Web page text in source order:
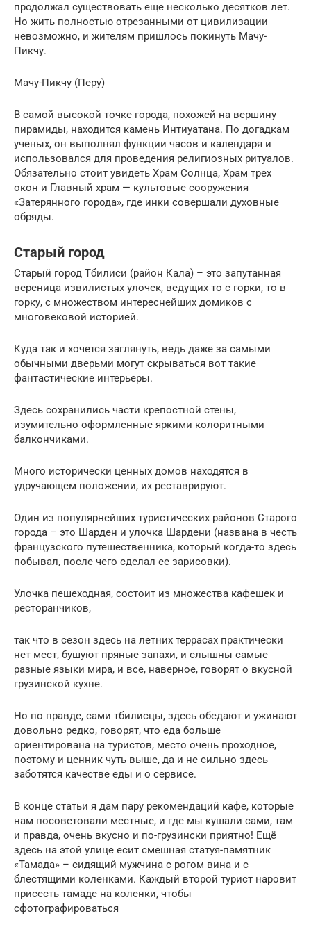
продолжал существовать еще несколько десятков лет.
Но жить полностью отрезанными от цивилизации
невозможно, и жителям пришлось покинуть Мачу-
Пикчу.
Мачу-Пикчу (Перу)
В самой высокой точке города, похожей на вершину
пирамиды, находится камень Интиуатана. По догадкам
ученых, он выполнял функции часов и календаря и
использовался для проведения религиозных ритуалов.
Обязательно стоит увидеть Храм Солнца, Храм трех
окон и Главный храм — культовые сооружения
«Затерянного города», где инки совершали духовные
обряды.
Старый город
Старый город Тбилиси (район Кала) – это запутанная
вереница извилистых улочек, ведущих то с горки, то в
горку, с множеством интереснейших домиков с
многовековой историей.
Куда так и хочется заглянуть, ведь даже за самыми
обычными дверьми могут скрываться вот такие
фантастические интерьеры.
Здесь сохранились части крепостной стены,
изумительно оформленные яркими колоритными
балкончиками.
Много исторически ценных домов находятся в
удручающем положении, их реставрируют.
Один из популярнейших туристических районов Старого
города – это Шарден и улочка Шардени (названа в честь
французского путешественника, который когда-то здесь
побывал, после чего сделал ее зарисовки).
Улочка пешеходная, состоит из множества кафешек и
ресторанчиков,
так что в сезон здесь на летних террасах практически
нет мест, бушуют пряные запахи, и слышны самые
разные языки мира, и все, наверное, говорят о вкусной
грузинской кухне.
Но по правде, сами тбилисцы, здесь обедают и ужинают
довольно редко, говорят, что еда больше
ориентирована на туристов, место очень проходное,
поэтому и ценник чуть выше, да и не сильно здесь
заботятся качестве еды и о сервисе.
В конце статьи я дам пару рекомендаций кафе, которые
нам посоветовали местные, и где мы кушали сами, там
и правда, очень вкусно и по-грузински приятно! Ещё
здесь на этой улице есит смешная статуя-памятник
«Тамада» – сидящий мужчина с рогом вина и с
блестящими коленками. Каждый второй турист наровит
присесть тамаде на коленки, чтобы
сфотографироваться